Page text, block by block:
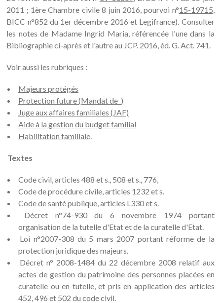
2011 ; 1ère Chambre civile 8 juin 2016, pourvoi n°15-19715,
BICC n°852 du 1er décembre 2016 et Legifrance). Consulter
les notes de Madame Ingrid Maria, référencée l'une dans la
Bibliographie ci-après et l'autre au JCP. 2016, éd. G. Act. 741.
Voir aussi les rubriques :
Majeurs protégés
Protection future (Mandat de_)
Juge aux affaires familiales (JAF)
Aide à la gestion du budget familial
Habilitation familiale.
Textes
Code civil, articles 488 et s., 508 et s., 776,
Code de procédure civile, articles 1232 et s.
Code de santé publique, articles L330 et s.
Décret n°74-930 du 6 novembre 1974 portant
organisation de la tutelle d'Etat et de la curatelle d'Etat.
Loi n°2007-308 du 5 mars 2007 portant réforme de la
protection juridique des majeurs.
Décret n° 2008-1484 du 22 décembre 2008 relatif aux
actes de gestion du patrimoine des personnes placées en
curatelle ou en tutelle, et pris en application des articles
452, 496 et 502 du code civil.